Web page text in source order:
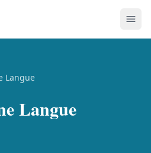
Langue
Langue